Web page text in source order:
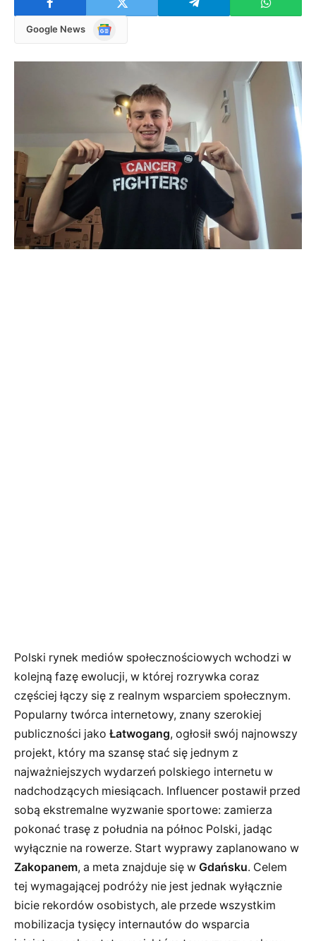
Google News
Google
Polski rynek mediów społecznościowych wchodzi w
kolejną fazę ewolucji, w której rozrywka coraz
częściej łączy się z realnym wsparciem społecznym.
Popularny twórca internetowy, znany szerokiej
publiczności jako Łatwogang, ogłosił swój najnowszy
projekt, który ma szansę stać się jednym z
najważniejszych wydarzeń polskiego internetu w
nadchodzących miesiącach. Influencer postawił przed
sobą ekstremalne wyzwanie sportowe: zamierza
pokonać trasę z południa na północ Polski, jadąc
wyłącznie na rowerze. Start wyprawy zaplanowano w
Zakopanem, a meta znajduje się w Gdańsku. Celem
tej wymagającej podróży nie jest jednak wyłącznie
bicie rekordów osobistych, ale przede wszystkim
mobilizacja tysięcy internautów do wsparcia